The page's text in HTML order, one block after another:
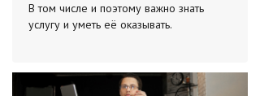
В том числе и поэтому важно знать
услугу и уметь её оказывать.